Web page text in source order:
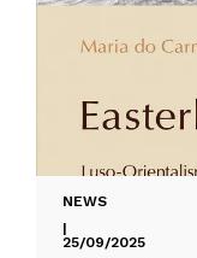
NEWS
|
25/09/2025